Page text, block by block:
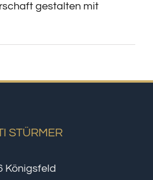
gestalten mit
STÜRMER
Königsfeld